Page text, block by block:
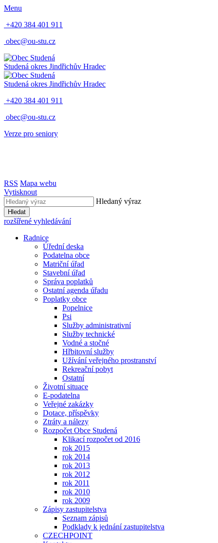
Menu
+420 384 401 911
obec@ou-stu.cz
Studená okres Jindřichův Hradec
Studená okres Jindřichův Hradec
+420 384 401 911
obec@ou-stu.cz
Verze pro seniory
RSS Mapa webu
Vytisknout
Hledaný výraz
Hledat
rozšířené vyhledávání
Radnice
Úřední deska
Podatelna obce
Matriční úřad
Stavební úřad
Správa poplatků
Ostatní agenda úřadu
Poplatky obce
Popelnice
Psi
Služby administrativní
Služby technické
Vodné a stočné
Hřbitovní služby
Užívání veřejného prostranství
Rekreační pobyt
Ostatní
Životní situace
E-podatelna
Veřejné zakázky
Dotace, příspěvky
Ztráty a nálezy
Rozpočet Obce Studená
Klikací rozpočet od 2016
rok 2015
rok 2014
rok 2013
rok 2012
rok 2011
rok 2010
rok 2009
Zápisy zastupitelstva
Seznam zápisů
Podklady k jednání zastupitelstva
CZECHPOINT